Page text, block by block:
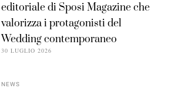
editoriale di Sposi Magazine che
valorizza i protagonisti del
Wedding contemporaneo
30 LUGLIO 2026
NEWS